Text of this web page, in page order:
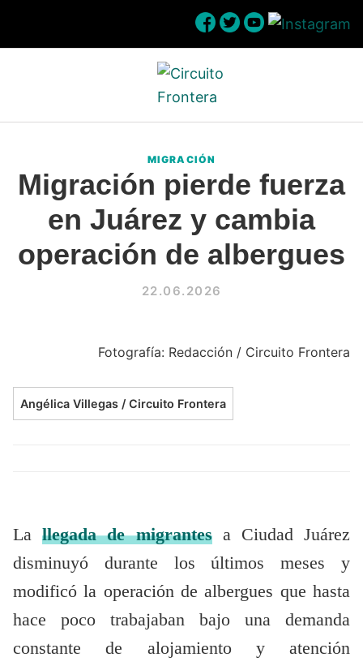
Circuito
Conéctate
la
frontera
MIGRACIÓN
Migración pierde fuerza
en Juárez y cambia
operación de albergues
22.06.2026
Fotografía: Redacción / Circuito Frontera
Angélica Villegas / Circuito Frontera
Lallegada de migrantes a Ciudad Juárez
disminuyó durante los últimos meses y
modificó la operación de albergues que hasta
hace poco trabajaban bajo una demanda
constante de alojamiento y atención